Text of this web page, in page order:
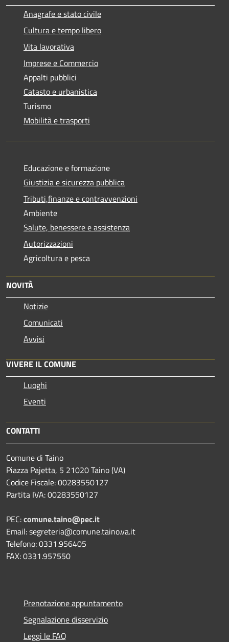
Anagrafe e stato civile
Cultura e tempo libero
Vita lavorativa
Imprese e Commercio
Appalti pubblici
Catasto e urbanistica
Turismo
Mobilità e trasporti
Educazione e formazione
Giustizia e sicurezza pubblica
Tributi,finanze e contravvenzioni
Ambiente
Salute, benessere e assistenza
Autorizzazioni
Agricoltura e pesca
NOVITÀ
Notizie
Comunicati
Avvisi
VIVERE IL COMUNE
Luoghi
Eventi
CONTATTI
Comune di Taino
Piazza Pajetta, 5 21020 Taino (VA)
Codice Fiscale: 00283550127
Partita IVA: 00283550127
PEC:comune.taino@pec.it
Email: segreteria@comune.taino.va.it
Telefono: 0331.956405
FAX: 0331.957550
Prenotazione appuntamento
Segnalazione disservizio
Leggi le FAQ